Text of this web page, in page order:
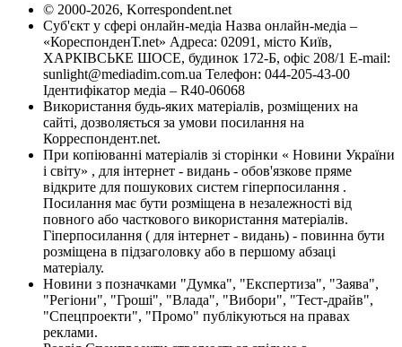
© 2000-2026, Korrespondent.net
Суб'єкт у сфері онлайн-медіа Назва онлайн-медіа –
«КореспонденТ.net» Адреса: 02091, місто Київ,
ХАРКІВСЬКЕ ШОСЕ, будинок 172-Б, офіс 208/1 E-mail:
sunlight@mediadim.com.ua Телефон: 044-205-43-00
Ідентифікатор медіа – R40-06068
Використання будь-яких матеріалів, розміщених на
сайті, дозволяється за умови посилання на
Корреспондент.net.
При копіюванні матеріалів зі сторінки « Новини України
і світу» , для інтернет - видань - обов'язкове пряме
відкрите для пошукових систем гіперпосилання .
Посилання має бути розміщена в незалежності від
повного або часткового використання матеріалів.
Гіперпосилання ( для інтернет - видань) - повинна бути
розміщена в підзаголовку або в першому абзаці
матеріалу.
Новини з позначками "Думка", "Експертиза", "Заява",
"Регіони", "Гроші", "Влада", "Вибори", "Тест-драйв",
"Спецпроекти", "Промо" публікуються на правах
реклами.